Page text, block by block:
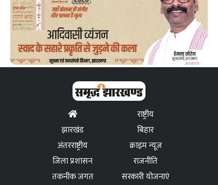
राष्ट्रीय
झारखंड
बिहार
अंतरराष्ट्रीय
क्राइम न्यूज
जिला प्रशासन
राजनीति
तकनीक जगत
सरकारी योजनाएं